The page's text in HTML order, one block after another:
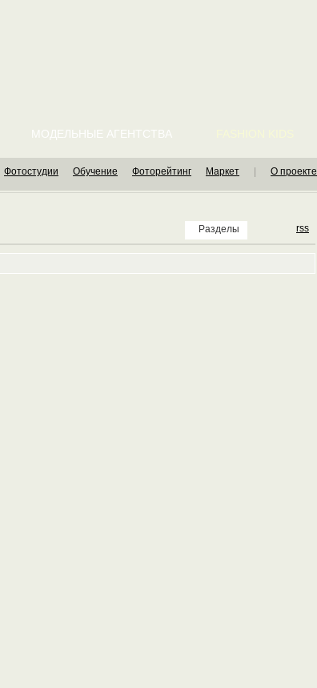
МОДЕЛЬНЫЕ АГЕНТСТВА
Фотостудии Обучение Фоторейтинг Маркет О проекте
Разделы rss